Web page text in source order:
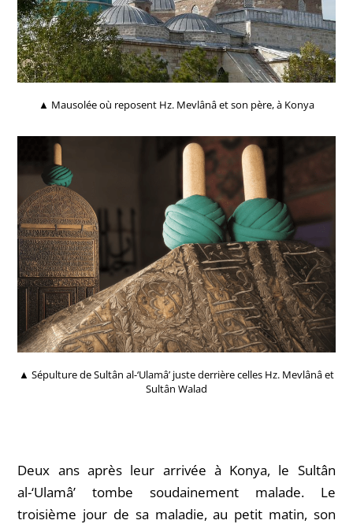
▲ Mausolée où reposent Hz. Mevlânâ et son père, à Konya
▲ Sépulture de Sultân al-‘Ulamâ’ juste derrière celles Hz. Mevlânâ et
Sultân Walad
Deux ans après leur arrivée à Konya, le Sultân
al-‘Ulamâ’ tombe soudainement malade. Le
troisième jour de sa maladie, au petit matin, son